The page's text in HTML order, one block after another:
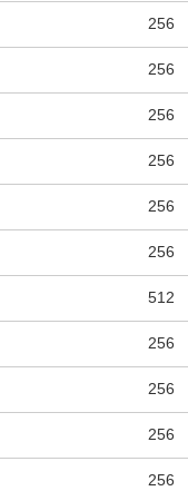
256
256
256
256
256
256
512
256
256
256
256